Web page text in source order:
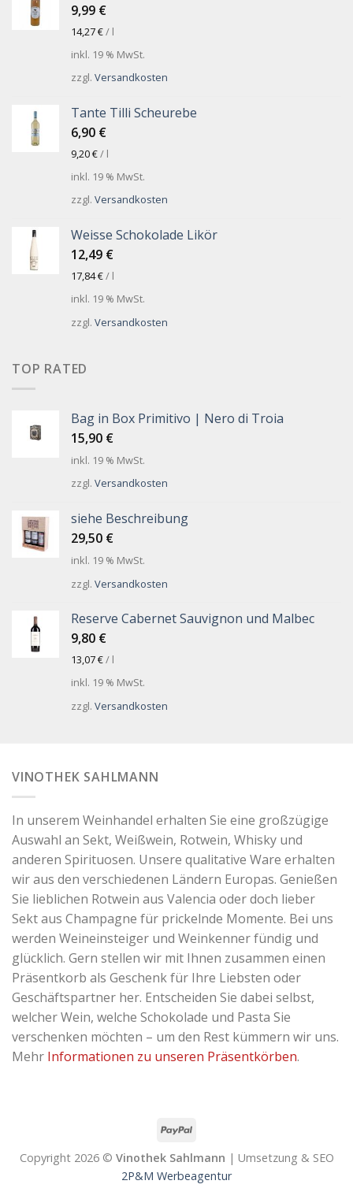
9,99 €
14,27€/ l
inkl. 19 % MwSt.
zzgl. Versandkosten
Tante Tilli Scheurebe
6,90 €
9,20€/ l
inkl. 19 % MwSt.
zzgl. Versandkosten
Weisse Schokolade Likör
12,49 €
17,84€/ l
inkl. 19 % MwSt.
zzgl. Versandkosten
TOP RATED
Bag in Box Primitivo | Nero di Troia
15,90 €
inkl. 19 % MwSt.
zzgl. Versandkosten
siehe Beschreibung
29,50 €
inkl. 19 % MwSt.
zzgl. Versandkosten
Reserve Cabernet Sauvignon und Malbec
9,80 €
13,07€/ l
inkl. 19 % MwSt.
zzgl. Versandkosten
VINOTHEK SAHLMANN
In unserem Weinhandel erhalten Sie eine großzügige
Auswahl an Sekt, Weißwein, Rotwein, Whisky und
anderen Spirituosen. Unsere qualitative Ware erhalten
wir aus den verschiedenen Ländern Europas. Genießen
Sie lieblichen Rotwein aus Valencia oder doch lieber
Sekt aus Champagne für prickelnde Momente. Bei uns
werden Weineinsteiger und Weinkenner fündig und
glücklich. Gern stellen wir mit Ihnen zusammen einen
Präsentkorb als Geschenk für Ihre Liebsten oder
Geschäftspartner her. Entscheiden Sie dabei selbst,
welcher Wein, welche Schokolade und Pasta Sie
verschenken möchten – um den Rest kümmern wir uns.
Mehr Informationen zu unseren Präsentkörben.
Copyright 2026 © Vinothek Sahlmann | Umsetzung & SEO
2P&M Werbeagentur